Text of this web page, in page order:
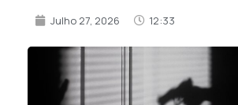
Julho 27, 2026 12:33